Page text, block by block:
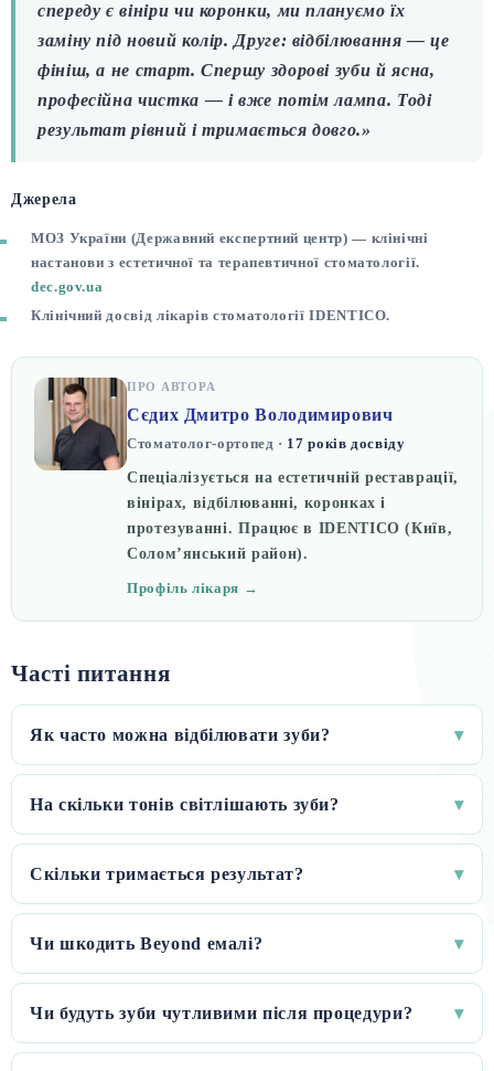
спереду є вініри чи коронки, ми плануємо їх
заміну під новий колір. Друге: відбілювання — це
фініш, а не старт. Спершу здорові зуби й ясна,
професійна чистка — і вже потім лампа. Тоді
результат рівний і тримається довго.»
Джерела
МОЗ України (Державний експертний центр) — клінічні
настанови з естетичної та терапевтичної стоматології.
dec.gov.ua
Клінічний досвід лікарів стоматології IDENTICO.
ПРО АВТОРА
Сєдих Дмитро Володимирович
Стоматолог-ортопед · 17 років досвіду
Спеціалізується на естетичній реставрації,
вінірах, відбілюванні, коронках і
протезуванні. Працює в IDENTICO (Київ,
Солом’янський район).
Профіль лікаря →
Часті питання
Як часто можна відбілювати зуби? ▾
На скільки тонів світлішають зуби? ▾
Скільки тримається результат? ▾
Чи шкодить Beyond емалі? ▾
Чи будуть зуби чутливими після процедури? ▾